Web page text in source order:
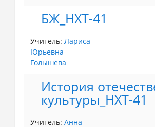
БЖ_НХТ-41
Учитель: Лариса
Юрьевна
Голышева
История
культуры_НХТ-41
Учитель: Анна